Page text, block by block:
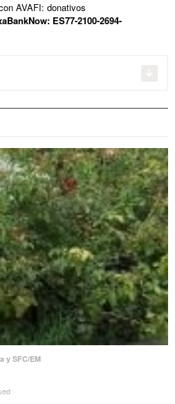
AVAFI: donativos
ES77-2100-2694-
y SFC/EM
·